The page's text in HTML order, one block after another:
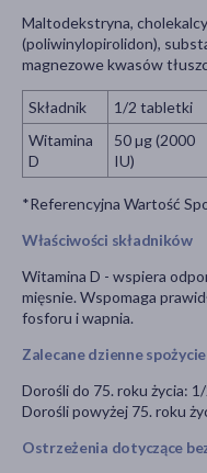
Maltodekstryna,
(poliwinylopirolidon),
magnezowe kwasów
Składnik 1/2 tabletki
Witamina
D
50 µg (2000
IU)
*Referencyjna Wartość
Właściwości składników
Witamina D - wspiera
mięsnie. Wspomaga
fosforu i wapnia.
Zalecane dzienne spożycie
Dorośli do 75. roku życia:
Dorośli powyżej 75. roku
Ostrzeżenia dotyczące